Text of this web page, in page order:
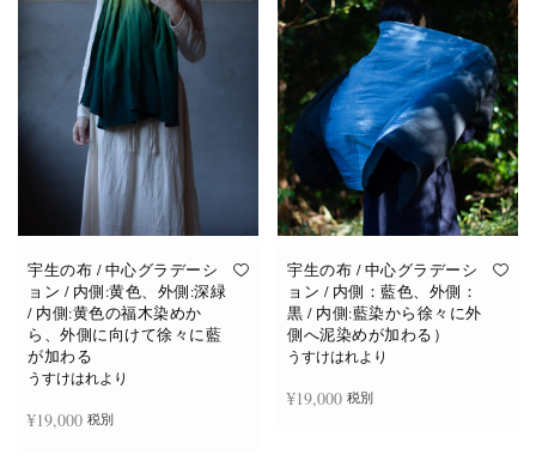
宇生の布 / 中心グラデーシ
ョン / 内側:黄色、外側:深緑
/ 内側:黄色の福木染めか
ら、外側に向けて徐々に藍
が加わる
うすけはれより
¥19,000 税別
宇生の布 / 中心グラデーシ
ョン / 内側：藍色、外側：
黒 / 内側:藍染から徐々に外
側へ泥染めが加わる）
うすけはれより
¥19,000 税別